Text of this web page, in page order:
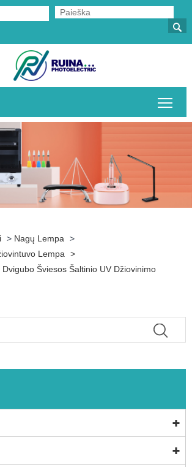

> Nagų Lempa
>
Lempa
>
Šviesos Šaltinio UV Džiovinimo